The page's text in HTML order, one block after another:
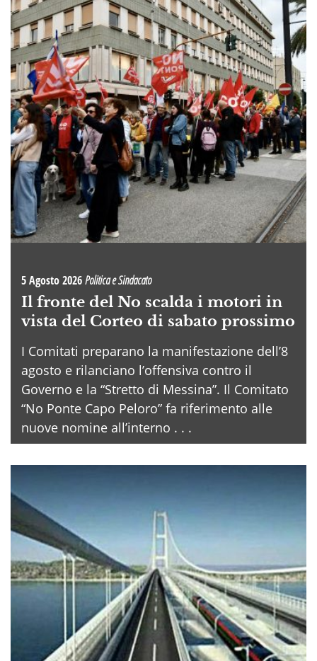
5 Agosto 2026Politica e Sindacato
Il fronte del No scalda i motori in
vista del Corteo di sabato prossimo
I Comitati preparano la manifestazione dell’8
agosto e rilanciano l’offensiva contro il
Governo e la “Stretto di Messina”. Il Comitato
“No Ponte Capo Peloro” fa riferimento alle
nuove nomine all’interno . . .